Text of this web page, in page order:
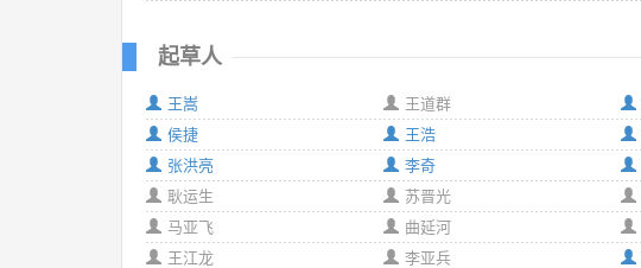
起草人
王嵩
王道群
侯捷
王浩
张洪亮
李奇
耿运生
苏晋光
马亚飞
曲延河
王江龙
李亚兵